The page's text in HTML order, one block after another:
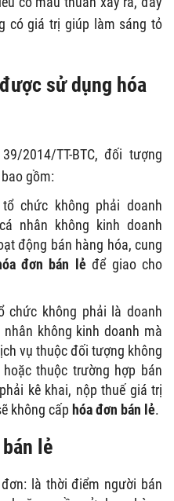
có giá trị giúp làm sáng tỏ
sử dụng hóa
2014/TT-BTC, đối tượng
bao gồm:
chức không phải doanh
nhân không kinh doanh
động bán hàng hóa, cung
đơn bán lẻ để giao cho
chức không phải là doanh
không kinh doanh mà
vụ thuộc đối tượng không
thuộc trường hợp bán
kê khai, nộp thuế giá trị
không cấp hóa đơn bán lẻ.
lẻ
là thời điểm người bán